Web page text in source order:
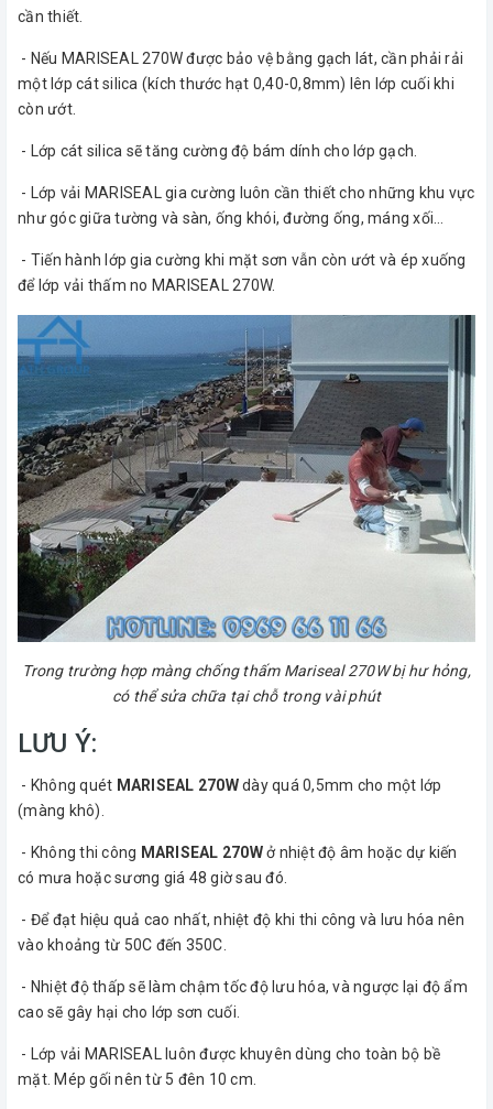
cần thiết.
- Nếu MARISEAL 270W được bảo vệ bằng gạch lát, cần phải rải
một lớp cát silica (kích thước hạt 0,40-0,8mm) lên lớp cuối khi
còn ướt.
- Lớp cát silica sẽ tăng cường độ bám dính cho lớp gạch.
- Lớp vải MARISEAL gia cường luôn cần thiết cho những khu vực
như góc giữa tường và sàn, ống khói, đường ống, máng xối…
- Tiến hành lớp gia cường khi mặt sơn vẫn còn ướt và ép xuống
để lớp vải thấm no MARISEAL 270W.
Trong trường hợp màng chống thấm Mariseal 270W bị hư hỏng,
có thể sửa chữa tại chỗ trong vài phút
LƯU Ý:
- Không quét MARISEAL 270Wdày quá 0,5mm cho một lớp
(màng khô).
- Không thi công MARISEAL 270Wở nhiệt độ âm hoặc dự kiến
có mưa hoặc sương giá 48 giờ sau đó.
- Để đạt hiệu quả cao nhất, nhiệt độ khi thi công và lưu hóa nên
vào khoảng từ 50C đến 350C.
- Nhiệt độ thấp sẽ làm chậm tốc độ lưu hóa, và ngược lại độ ẩm
cao sẽ gây hại cho lớp sơn cuối.
- Lớp vải MARISEAL luôn được khuyên dùng cho toàn bộ bề
mặt. Mép gối nên từ 5 đên 10 cm.